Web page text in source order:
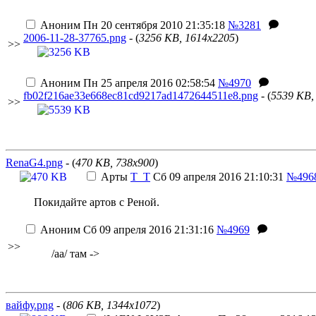
>>
Аноним Пн 20 сентября 2010 21:35:18 №3281
2006-11-28-37765.png - (3256 KB, 1614x2205)
>>
Аноним Пн 25 апреля 2016 02:58:54 №4970
fb02f216ae33e668ec81cd9217ad1472644511e8.png - (5539 KB,
RenaG4.png - (470 KB, 738x900)
Арты T_T Сб 09 апреля 2016 21:10:31
Покидайте артов с Реной.
>>
Аноним Сб 09 апреля 2016 21:31:16 №4969
/aa/ там ->
вайфу.png - (806 KB, 1344x1072)